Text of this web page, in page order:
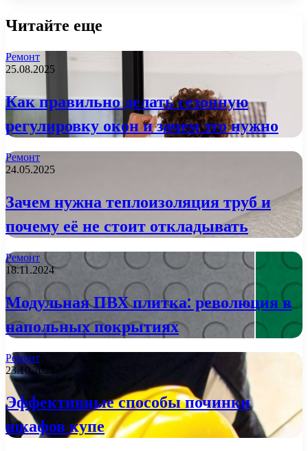
Читайте еще
Ремонт
25.08.2025
Как правильно делать сезонную
регулировку окон и зачем это нужно
Ремонт
24.05.2025
Зачем нужна теплоизоляция труб и
почему её не стоит откладывать
Ремонт
18.11.2024
Модульная ПВХ плитка: революция в
напольных покрытиях
Ремонт
23.10.2024
Эффективные способы починки
шкафов купе